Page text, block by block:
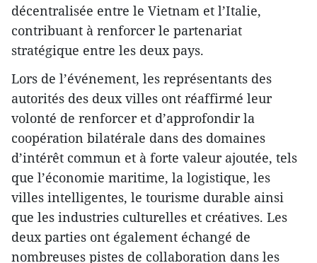
décentralisée entre le Vietnam et l’Italie,
contribuant à renforcer le partenariat
stratégique entre les deux pays.
​Lors de l’événement, les représentants des
autorités des deux villes ont réaffirmé leur
volonté de renforcer et d’approfondir la
coopération bilatérale dans des domaines
d’intérêt commun et à forte valeur ajoutée, tels
que l’économie maritime, la logistique, les
villes intelligentes, le tourisme durable ainsi
que les industries culturelles et créatives. Les
deux parties ont également échangé de
nombreuses pistes de collaboration dans les